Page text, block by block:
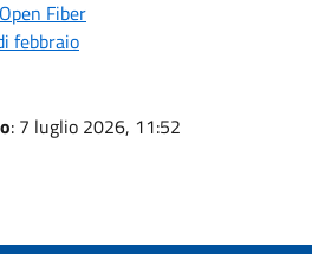
Fiber
febbraio
: 7 luglio 2026, 11:52